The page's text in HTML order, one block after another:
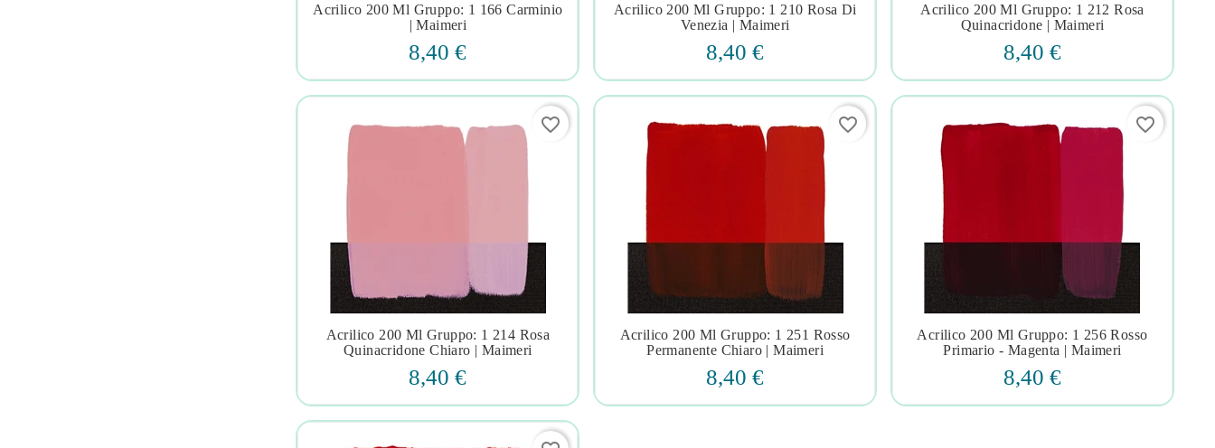
 
Acrilico 200 Ml Gruppo: 1 166 Carminio
| Maimeri
8,40 €
  
Acrilico 200 Ml Gruppo: 1 210 Rosa Di
Venezia | Maimeri
8,40 €
   
Acrilico 200 Ml Gruppo: 1 212 Rosa
Quinacridone | Maimeri
8,40 €
   
Acrilico 200 Ml Gruppo: 1 214 Rosa
Quinacridone Chiaro | Maimeri
8,40 €
favorite_border
   
Acrilico 200 Ml Gruppo: 1 251 Rosso
Permanente Chiaro | Maimeri
8,40 €
favorite_border
   
Acrilico 200 Ml Gruppo: 1 256 Rosso
Primario - Magenta | Maimeri
8,40 €
favorite_border